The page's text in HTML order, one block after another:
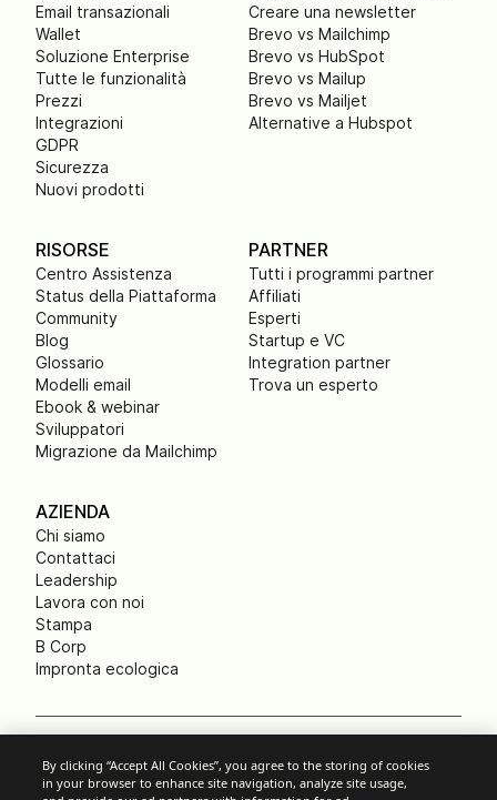
Email transazionali
Wallet
Soluzione Enterprise
Tutte le funzionalità
Prezzi
Integrazioni
GDPR
Sicurezza
Nuovi prodotti
Creare una newsletter
Brevo vs Mailchimp
Brevo vs HubSpot
Brevo vs Mailup
Brevo vs Mailjet
Alternative a Hubspot
RISORSE
Centro Assistenza
Status della Piattaforma
Community
Blog
Glossario
Modelli email
Ebook & webinar
Sviluppatori
Migrazione da Mailchimp
PARTNER
Tutti i programmi partner
Affiliati
Esperti
Startup e VC
Integration partner
Trova un esperto
AZIENDA
Chi siamo
Contattaci
Leadership
Lavora con noi
Stampa
B Corp
Impronta ecologica
Cookie Settings
Politica anti-spam
By clicking “Accept All Cookies”, you agree to the storing of cookies
in your browser to enhance site navigation, analyze site usage,